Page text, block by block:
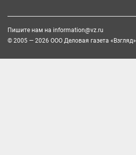
Пишите нам на information@vz.ru
© 2005 — 2026 ООО Деловая газета «Взгляд»